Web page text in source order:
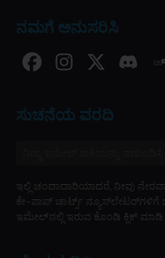
ನಮಗೆ ಅನುಸರಿಸಿ
ಸುಚನೆಯ ವರದಿ
ಇಲ್ಲಿ ಚಂದಾದಾರಿಯಾದರೆ, ನೀವು
ಕೇ-ಪಾಪ್ ಚಾರ್ಟ್ಸ್ ನ್ಯೂಸ್‌ಲೇಟರ್‌ಗಳಿಗೆ
ಇಮೇಲ್‌ನಲ್ಲಿ ಇರುವ ಕೊಂಡಿ ಕ್ಲಿಕ್ ಮಾಡಿ